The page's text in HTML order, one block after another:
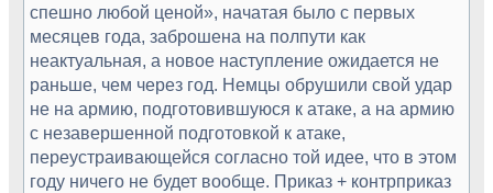
спешно любой ценой», начатая было с первых
месяцев года, заброшена на полпути как
неактуальная, а новое наступление ожидается не
раньше, чем через год. Немцы обрушили свой удар
не на армию, подготовившуюся к атаке, а на армию
с незавершенной подготовкой к атаке,
переустраивающейся согласно той идее, что в этом
году ничего не будет вообще. Приказ + контрприказ